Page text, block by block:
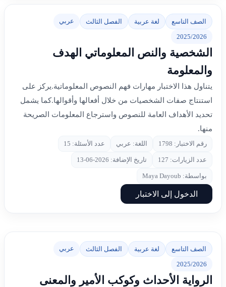
الصف التاسع لغة عربية الفصل الثالث عربي
2025/2026
الشخصية والنص المعلوماتي الهدف
والمعلومة
يتناول هذا الاختبار مهارات فهم النصوص المعلوماتية.يركز على
استنتاج صفات الشخصيات من خلال أفعالها وأقوالها.كما يشمل
تحديد الأهداف العامة للنصوص واسترجاع المعلومات الصريحة
منها.
رقم الاختبار: 1798 اللغة: عربي عدد الأسئلة: 15
عدد الزيارات: 127 تاريخ الإضافة: 2026-06-13
بواسطة: Maya Dayoub
الدخول إلى الاختبار
الصف التاسع لغة عربية الفصل الثالث عربي
2025/2026
الرواية الأحداث وكوكب الأمير والمعنى